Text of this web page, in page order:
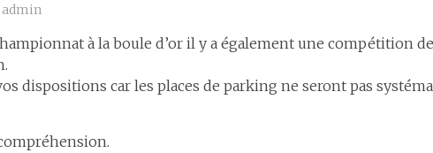
admin
à la boule d’or il y a également une compétition
dispositions car les places de parking ne seront pas